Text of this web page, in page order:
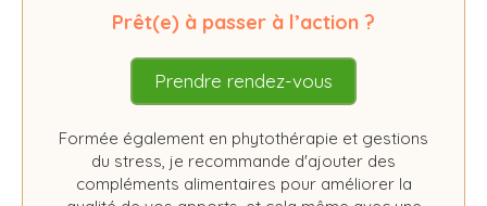
Prêt(e) à passer à l’action ?
Prendre rendez-vous
Formée également en phytothérapie et gestions
du stress, je recommande d'ajouter des
compléments alimentaires pour améliorer la